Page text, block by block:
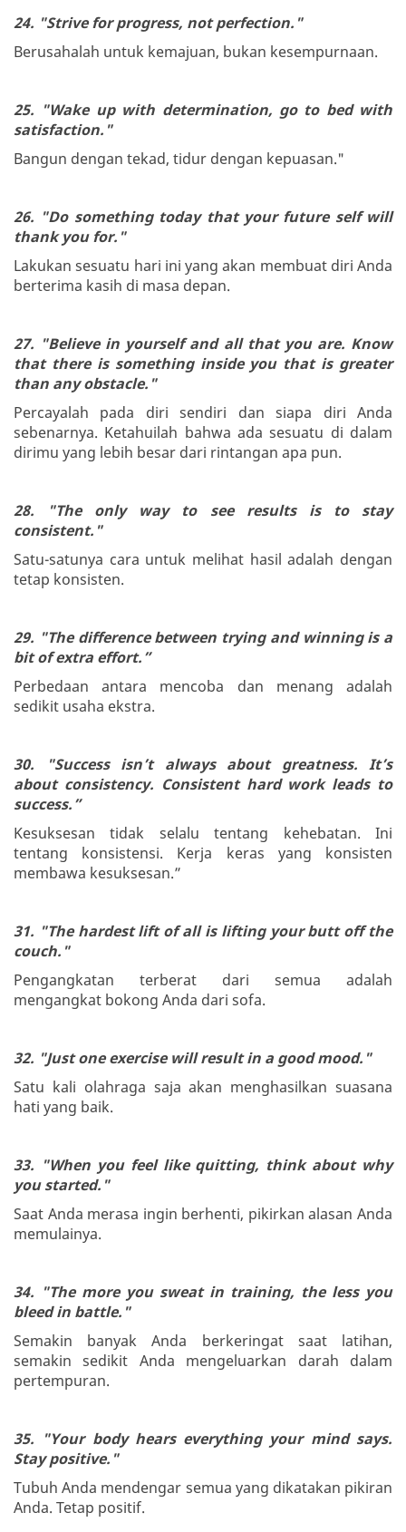
24. "Strive for progress, not perfection."
Berusahalah untuk kemajuan, bukan kesempurnaan.
25. "Wake up with determination, go to bed with
satisfaction."
Bangun dengan tekad, tidur dengan kepuasan."
26. "Do something today that your future self will
thank you for."
Lakukan sesuatu hari ini yang akan membuat diri Anda
berterima kasih di masa depan.
27. "Believe in yourself and all that you are. Know
that there is something inside you that is greater
than any obstacle."
Percayalah pada diri sendiri dan siapa diri Anda
sebenarnya. Ketahuilah bahwa ada sesuatu di dalam
dirimu yang lebih besar dari rintangan apa pun.
28. "The only way to see results is to stay
consistent."
Satu-satunya cara untuk melihat hasil adalah dengan
tetap konsisten.
29. "The difference between trying and winning is a
bit of extra effort.”
Perbedaan antara mencoba dan menang adalah
sedikit usaha ekstra.
30. "Success isn’t always about greatness. It’s
about consistency. Consistent hard work leads to
success.”
Kesuksesan tidak selalu tentang kehebatan. Ini
tentang konsistensi. Kerja keras yang konsisten
membawa kesuksesan.”
31. "The hardest lift of all is lifting your butt off the
couch."
Pengangkatan terberat dari semua adalah
mengangkat bokong Anda dari sofa.
32. "Just one exercise will result in a good mood."
Satu kali olahraga saja akan menghasilkan suasana
hati yang baik.
33. "When you feel like quitting, think about why
you started."
Saat Anda merasa ingin berhenti, pikirkan alasan Anda
memulainya.
34. "The more you sweat in training, the less you
bleed in battle."
Semakin banyak Anda berkeringat saat latihan,
semakin sedikit Anda mengeluarkan darah dalam
pertempuran.
35. "Your body hears everything your mind says.
Stay positive."
Tubuh Anda mendengar semua yang dikatakan pikiran
Anda. Tetap positif.